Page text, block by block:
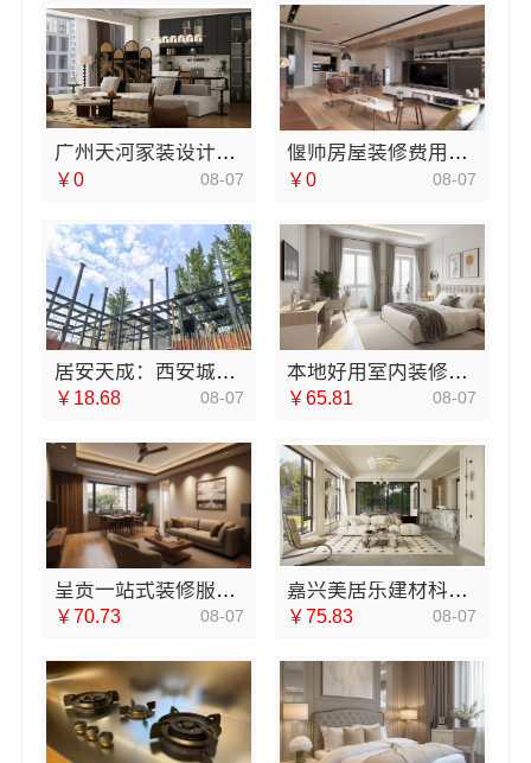
广州天河家装设计团队拎包入住精匠饰家
￥0 08-07
偃师房屋装修费用明细，河南璟臻环保建材有限公司拒绝隐形消费
￥0 08-07
居安天成：西安城区一站式家装设计毛坯房自有施工队
￥18.68 08-07
本地好用室内装修费用预算，江西圣匠新型环保材料有限公司，透明报价
￥65.81 08-07
呈贡一站式装修服务价格表，云南至高新型建材有限公司透明报价
￥70.73 08-07
嘉兴美居乐建材科技有限公司旧房改造推荐
￥75.83 08-07